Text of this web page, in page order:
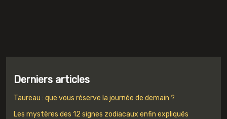
Derniers articles
Taureau : que vous réserve la journée de demain ?
Les mystères des 12 signes zodiacaux enfin expliqués